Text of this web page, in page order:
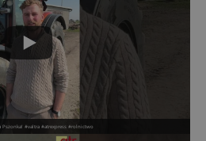
Pszonka! #valtra #atrexpress #rolnictwo